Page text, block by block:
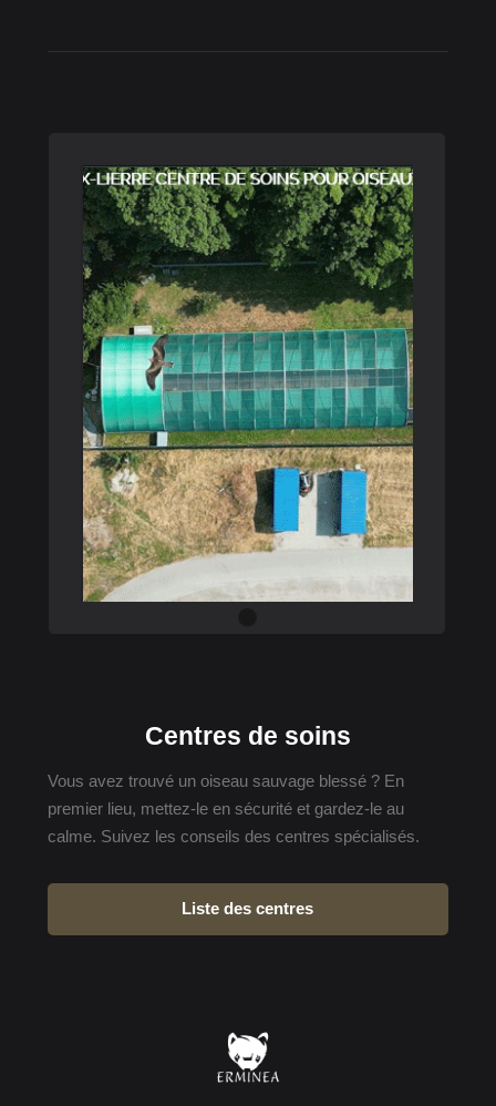
Centres de soins
Vous avez trouvé un oiseau sauvage blessé ? En
premier lieu, mettez-le en sécurité et gardez-le au
calme. Suivez les conseils des centres spécialisés.
Liste des centres